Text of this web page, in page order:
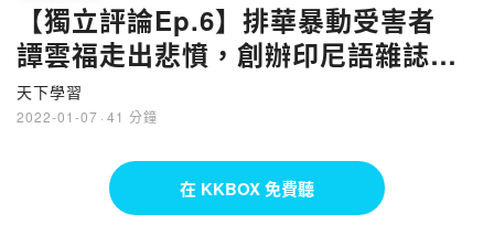
【獨立評論Ep.6】排華暴動受害者
譚雲福走出悲憤，創辦印尼語雜誌、
助同胞榮耀國家
天下學習
2022-01-07 · 41 分鐘
在 KKBOX 免費聽